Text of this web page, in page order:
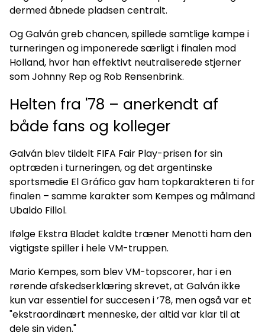
dermed åbnede pladsen centralt.
Og Galván greb chancen, spillede samtlige kampe i
turneringen og imponerede særligt i finalen mod
Holland, hvor han effektivt neutraliserede stjerner
som Johnny Rep og Rob Rensenbrink.
Helten fra '78 – anerkendt af
både fans og kolleger
Galván blev tildelt FIFA Fair Play-prisen for sin
optræden i turneringen, og det argentinske
sportsmedie El Gráfico gav ham topkarakteren ti for
finalen – samme karakter som Kempes og målmand
Ubaldo Fillol.
Ifølge Ekstra Bladet kaldte træner Menotti ham den
vigtigste spiller i hele VM-truppen.
Mario Kempes, som blev VM-topscorer, har i en
rørende afskedserklæring skrevet, at Galván ikke
kun var essentiel for succesen i ’78, men også var et
"ekstraordinært menneske, der altid var klar til at
dele sin viden."